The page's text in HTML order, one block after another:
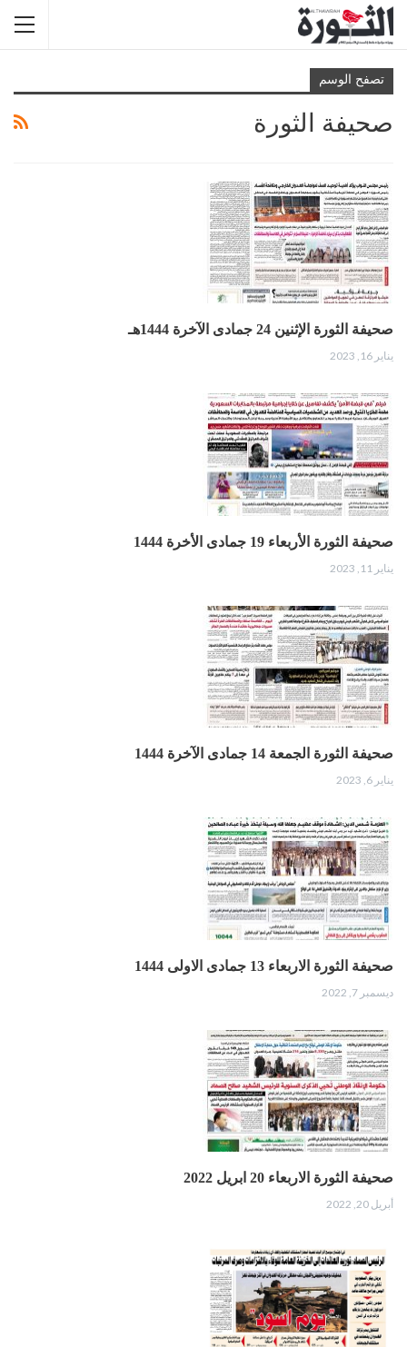
تصفح الوسم
صحيفة الثورة
صحيفة الثورة الإثنين 24 جمادى الآخرة 1444هـ
يناير 16, 2023
صحيفة الثورة الأربعاء 19 جمادى الأخرة 1444
يناير 11, 2023
صحيفة الثورة الجمعة 14 جمادى الآخرة 1444
يناير 6, 2023
صحيفة الثورة الاربعاء 13 جمادى الاولى 1444
ديسمبر 7, 2022
صحيفة الثورة الاربعاء 20 ابريل 2022
أبريل 20, 2022